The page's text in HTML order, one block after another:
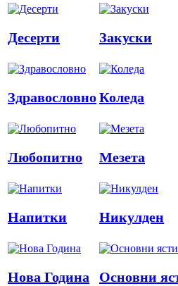
Десерти Закуски
ЗдравословноКоледа
Любопитно Мезета
Напитки Никулден
Нова Година Основни